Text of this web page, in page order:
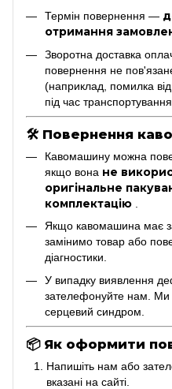
Термін повернення —
отримання
Зворотна доставка
повернення не
(наприклад, помилка
під час
🛠 Повернення
Кавомашину можна
якщо вона не
оригінальне
комплектацію
Якщо кавомашина має
замінимо товар або
діагностики.
У випадку виявлення
зателефонуйте нам.
серцевий синдром.
📦Як оформити
Напишіть нам або
вказані на сайті.